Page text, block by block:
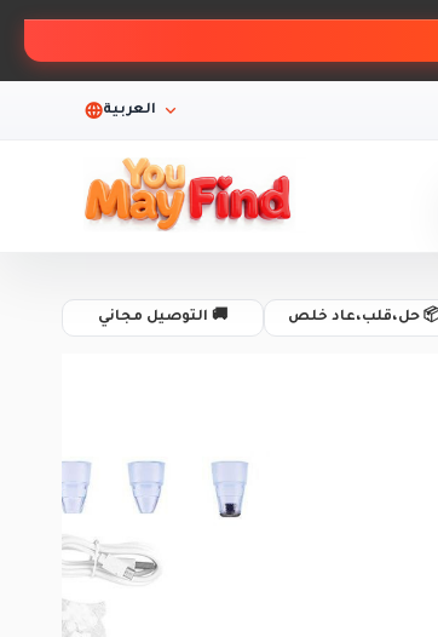
العربية
🚚 التوصيل مجاني حل،قلب،عاد خلص